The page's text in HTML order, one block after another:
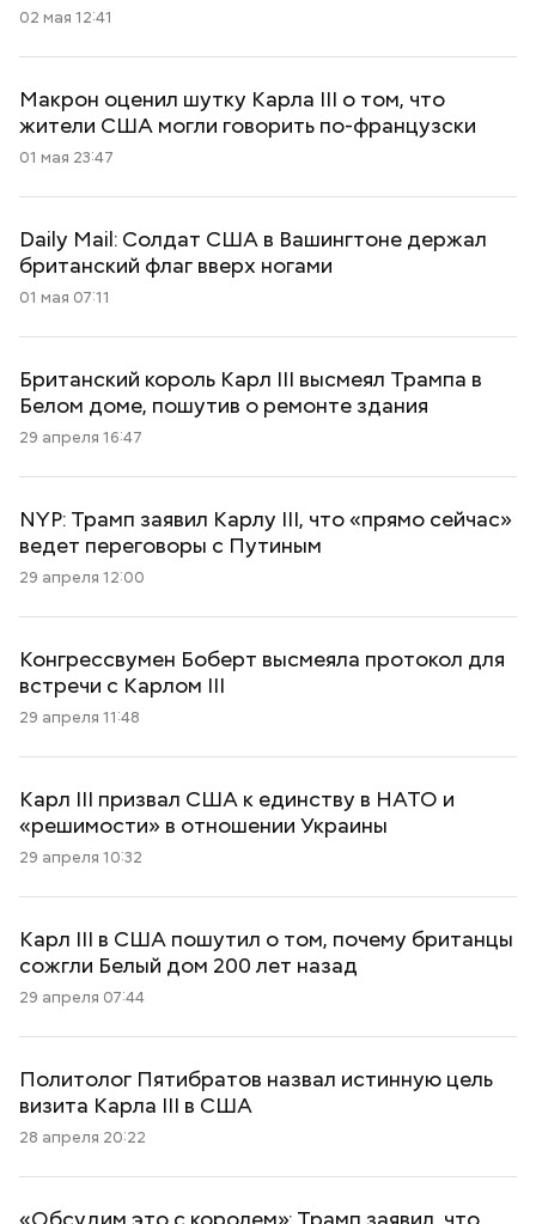
02 мая 12:41
Макрон оценил шутку Карла III о том, что
жители США могли говорить по-французски
01 мая 23:47
Daily Mail: Cолдат США в Вашингтоне держал
британский флаг вверх ногами
01 мая 07:11
Британский король Карл III высмеял Трампа в
Белом доме, пошутив о ремонте здания
29 апреля 16:47
NYP: Трамп заявил Карлу III, что «прямо сейчас»
ведет переговоры с Путиным
29 апреля 12:00
Конгрессвумен Боберт высмеяла протокол для
встречи с Карлом III
29 апреля 11:48
Карл III призвал США к единству в НАТО и
«решимости» в отношении Украины
29 апреля 10:32
Карл III в США пошутил о том, почему британцы
сожгли Белый дом 200 лет назад
29 апреля 07:44
Политолог Пятибратов назвал истинную цель
визита Карла III в США
28 апреля 20:22